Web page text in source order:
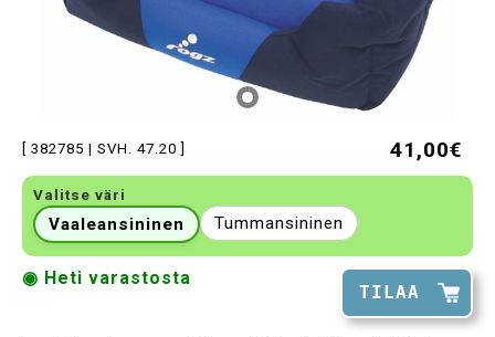
[ 382785 | SVH. 47.20 ] 41,00€
Valitse väri
Vaaleansininen Tummansininen
TILAA
◉ Heti varastosta